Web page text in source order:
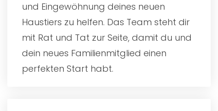
und Eingewöhnung deines neuen
Haustiers zu helfen. Das Team steht dir
mit Rat und Tat zur Seite, damit du und
dein neues Familienmitglied einen
perfekten Start habt.